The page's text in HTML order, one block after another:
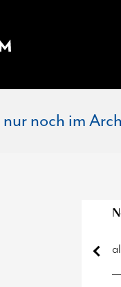
noch im